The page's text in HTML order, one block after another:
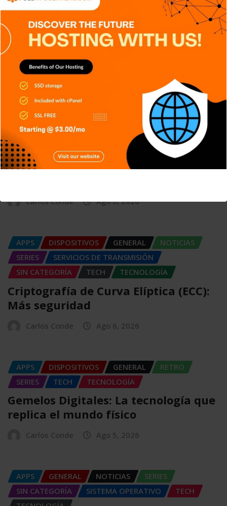
APPS DISPOSITIVOS
NOTICIAS
SERIES
TECH TECNOLOGÍA
Shadow IT: El riesgo silencioso que
muchas empresas no detectan
Carlos Conde
APPS DISPOSITIVOS
NOTICIAS
RETRO
SERIES
SIN CATEGORÍA
SISTEMA OPERATIVO
TECNOLOGÍA
Edge AI: Inteligencia Artificial toma
Carlos Conde Ago 6, 2026
APPS DISPOSITIVOS GENERAL
NOTICIAS
SERIES
SERVICIOS DE TRANSMISIÓN
SIN CATEGORÍA
TECH TECNOLOGÍA
Criptografía de Curva Elíptica (ECC):
Más seguridad
Carlos Conde Ago 6, 2026
APPS DISPOSITIVOS GENERAL
RETRO
SERIES
TECH TECNOLOGÍA
Gemelos Digitales: La tecnología que
replica el mundo físico
Carlos Conde Ago 5, 2026
APPS GENERAL NOTICIAS
SERIES
SIN CATEGORÍA
SISTEMA OPERATIVO
TECH